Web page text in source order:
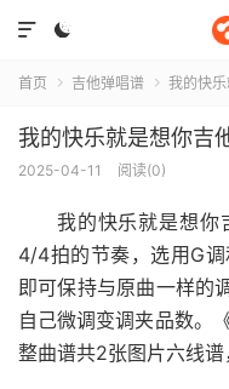


首页  吉他弹唱谱  我的快
我的快乐就是想你吉
2025-04-11 阅读(0)
我的快乐就是想你
4/4拍的节奏，选用G
即可保持与原曲一样的
自己微调变调夹品数。
整曲谱共2张图片六线谱